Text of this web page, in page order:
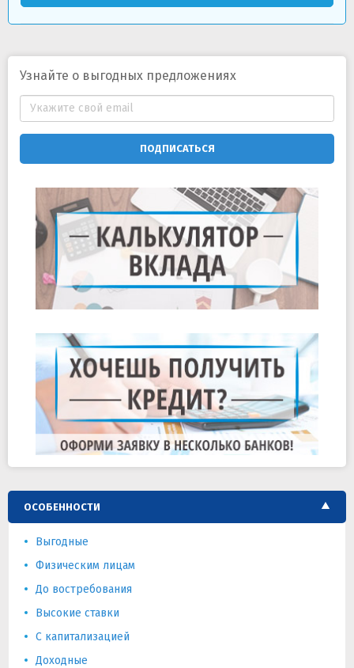
Узнайте о выгодных предложениях
ПОДПИСАТЬСЯ
ОСОБЕННОСТИ
Выгодные
Физическим лицам
До востребования
Высокие ставки
С капитализацией
Доходные